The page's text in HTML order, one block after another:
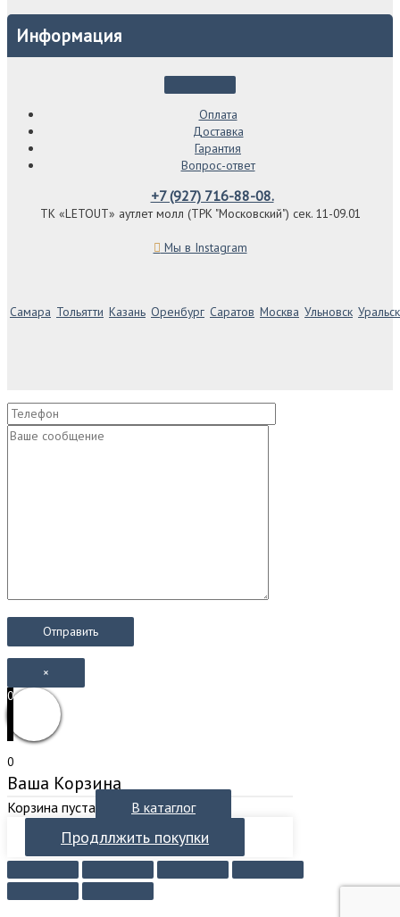
Информация
Оплата
Доставка
Гарантия
Вопрос-ответ
+7 (927) 716-88-08.
ТК «LETOUT» аутлет молл (ТРК "Московский") сек. 11-09.01
Мы в Instagram
Самара Тольятти Казань Оренбург Саратов Москва Ульновск Уральск
×
0
0
Ваша Корзина
Корзина пуста В катаглог
Продллжить покупки